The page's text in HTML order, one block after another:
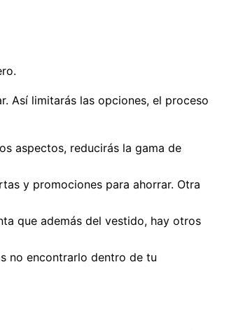
Así limitarás las opciones, el proceso
aspectos, reducirás la gama de
y promociones para ahorrar. Otra
que además del vestido, hay otros
no encontrarlo dentro de tu